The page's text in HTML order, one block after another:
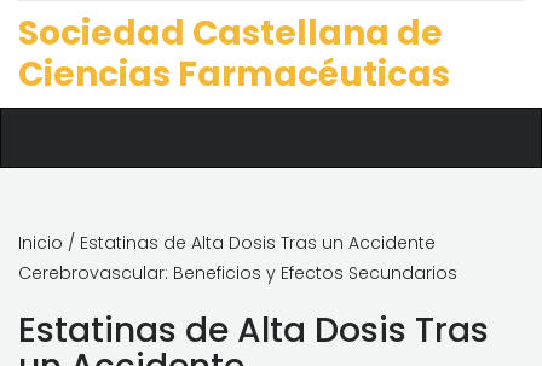
Sociedad Castellana de
Ciencias Farmacéuticas
Inicio / Estatinas de Alta Dosis Tras un Accidente
Cerebrovascular: Beneficios y Efectos Secundarios
Estatinas de Alta Dosis Tras